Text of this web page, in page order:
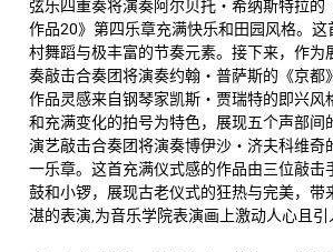
弦乐四重奏将演奏阿尔贝托・希纳斯特拉的
作品20》第四乐章充满快乐和田园风格。
村舞蹈与极丰富的节奏元素。接下来，作为
奏敲击合奏团将演奏约翰・普萨斯的《京都
作品灵感来自钢琴家凯斯・贾瑞特的即兴风
和充满变化的拍号为特色，展现五个声部间
演艺敲击合奏团将演奏博伊沙・济夫科维奇
一乐章。这首充满仪式感的作品由三位敲击
鼓和小锣，展现古老仪式的狂热与完美，带
湛的表演,为音乐学院表演画上激动人心且引